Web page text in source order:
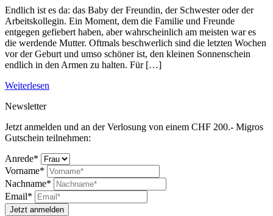
Endlich ist es da: das Baby der Freundin, der Schwester oder der
Arbeitskollegin. Ein Moment, dem die Familie und Freunde
entgegen gefiebert haben, aber wahrscheinlich am meisten war es
die werdende Mutter. Oftmals beschwerlich sind die letzten Wochen
vor der Geburt und umso schöner ist, den kleinen Sonnenschein
endlich in den Armen zu halten. Für […]
Weiterlesen
Newsletter
Jetzt anmelden und an der Verlosung von einem CHF 200.- Migros
Gutschein teilnehmen:
Anrede*
Vorname*
Nachname*
Email*
Jetzt anmelden